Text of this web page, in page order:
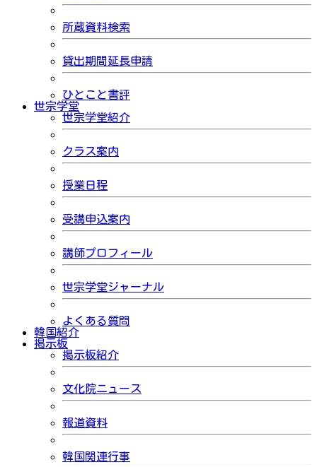
所蔵資料検索
貸出期間延長申請
ひとこと書評
世宗学堂
世宗学堂紹介
クラス案内
授業日程
受講申込案内
講師プロフィール
世宗学堂ジャーナル
よくある質問
韓国紹介
掲示板
掲示板紹介
文化院ニュース
報道資料
韓国関連行事